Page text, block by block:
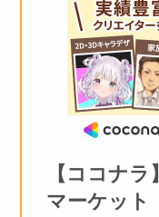
【ココナ
マーケット